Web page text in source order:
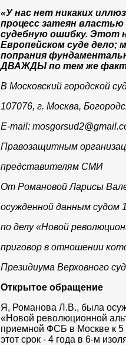
«У нас нет никаких
процесс затеян
судебную ошибку. Этот
Европейском суде дело;
попрания
ДВАЖДЫ по тем же
В Московский городской
107076, г. Москва,
E-mail:
Правозащитным
представителям СМИ
От Романовой Ларисы
осужденной данным судом
по делу «Новой
приговор в отношении
Президиума Верховного
Открытое обращение
Я, Романова Л.В., была
«Новой революционной
приемной ФСБ в Москве к
этот срок - 4 года в 6-м